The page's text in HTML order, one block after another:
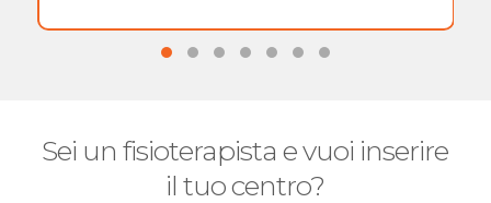
Sei un fisioterapista e vuoi inserire
il tuo centro?